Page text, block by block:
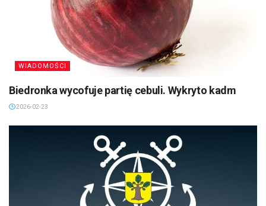
WIADOMOŚCI
Biedronka wycofuje partię cebuli. Wykryto kadm
2026-02-23